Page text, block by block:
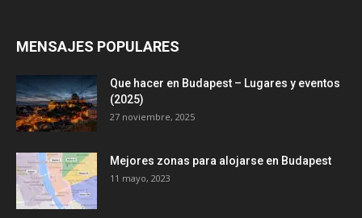
MENSAJES POPULARES
Que hacer en Budapest – Lugares y eventos
(2025)
27 noviembre, 2025
Mejores zonas para alojarse en Budapest
11 mayo, 2023